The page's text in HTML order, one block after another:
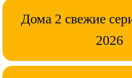
Дома 2 свежие
2026